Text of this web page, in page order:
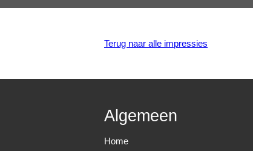
Terug naar alle impressies
Algemeen
Home